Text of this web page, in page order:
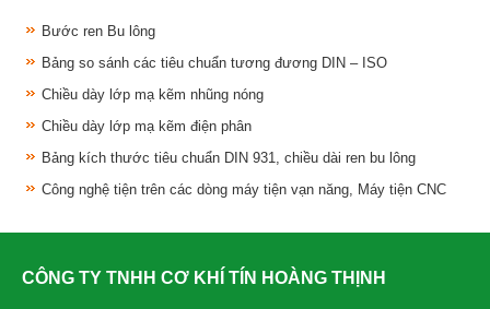
Bước ren Bu lông
Bảng so sánh các tiêu chuẩn tương đương DIN – ISO
Chiều dày lớp mạ kẽm nhũng nóng
Chiều dày lớp mạ kẽm điện phân
Bảng kích thước tiêu chuẩn DIN 931, chiều dài ren bu lông
Công nghệ tiện trên các dòng máy tiện vạn năng, Máy tiện CNC
CÔNG TY TNHH CƠ KHÍ TÍN HOÀNG THỊNH